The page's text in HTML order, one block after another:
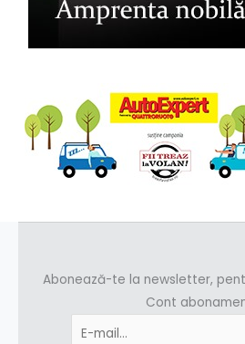
Abonează-te la newsletter,
Cont